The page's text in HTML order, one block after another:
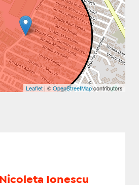
Leaflet | ©OpenStreetMapcontributors
Nicoleta Ionescu